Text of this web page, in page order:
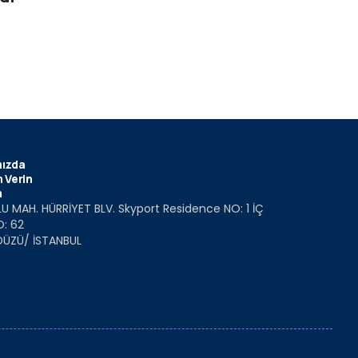
Verin
MAH. HÜRRİYET BLV. Skyport Residence NO: 1 İÇ
62
İSTANBUL